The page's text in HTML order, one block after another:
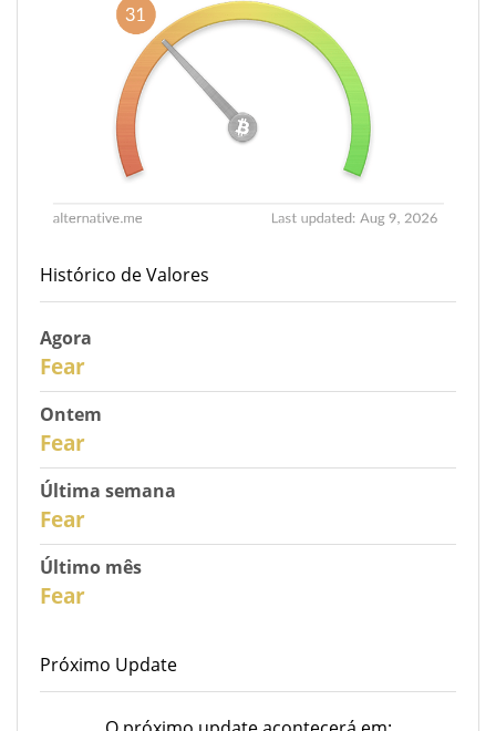
Histórico de Valores
Agora
Fear
Ontem
Fear
Última semana
Fear
Último mês
Fear
Próximo Update